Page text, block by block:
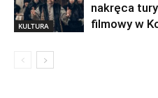
KULTURA
nakręca
filmowy w